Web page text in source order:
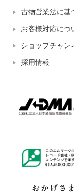
古物営業法に基
お客様対応につ
ショップチャン
採用情報